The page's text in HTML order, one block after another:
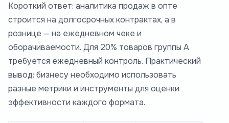
Короткий ответ: аналитика продаж в опте
строится на долгосрочных контрактах, а в
рознице — на ежедневном чеке и
оборачиваемости. Для 20% товаров группы А
требуется ежедневный контроль. Практический
вывод: бизнесу необходимо использовать
разные метрики и инструменты для оценки
эффективности каждого формата.